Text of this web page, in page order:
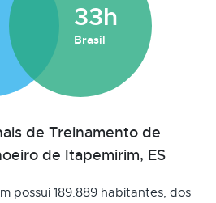
33h
Brasil
de Treinamento de
de Itapemirim, ES
possui 189.889 habitantes, dos